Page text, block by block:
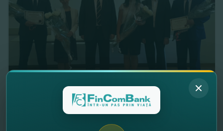
FinComBank SA a fost felicitat cu Ziua